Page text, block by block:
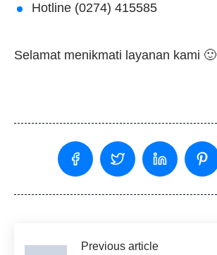
Hotline (0274) 415585
Selamat menikmati layanan kami 🙂
Previous article